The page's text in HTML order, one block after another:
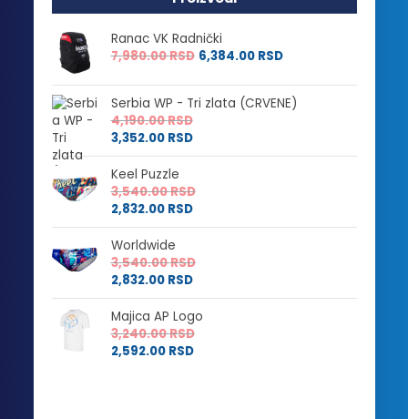
Ranac VK Radnički
7,980.00RSD 6,384.00 RSD
Serbia WP - Tri zlata (CRVENE)
4,190.00RSD
3,352.00 RSD
Keel Puzzle
3,540.00RSD
2,832.00 RSD
Worldwide
3,540.00RSD
2,832.00 RSD
Majica AP Logo
3,240.00RSD
2,592.00 RSD